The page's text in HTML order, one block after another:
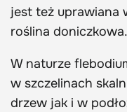
jest też uprawiana
roślina doniczkowa.
W naturze
w szczelinach
drzew jak i w